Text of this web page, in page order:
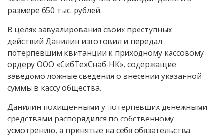
размере 650 тыс. рублей.
В целях завуалирования своих преступных
действий Данилин изготовил и передал
потерпевшим квитанции к приходному кассовому
ордеру ООО «СибТехСнаб-НК», содержащие
заведомо ложные сведения о внесении указанной
суммы в кассу общества.
Данилин похищенными у потерпевших денежными
средствами распорядился по собственному
усмотрению, а принятые на себя обязательства